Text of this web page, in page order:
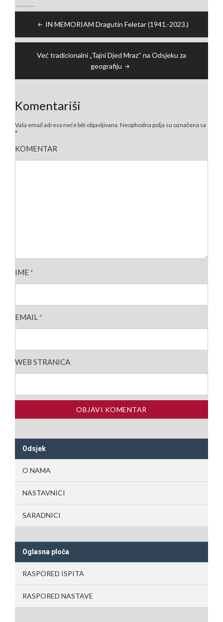
članakaIN MEMORIAM Dragutin Feletar (1941.-2023.)
Već tradicionalni „Tajni Djed Mraz“ na Odsjeku za
geografiju
Komentariši
Vaša email adresa neće biti objavljivana. Neophodna polja su označena sa
*
KOMENTAR
IME*
EMAIL*
WEB STRANICA
Odsjek
O NAMA
NASTAVNICI
SARADNICI
Oglasna ploča
RASPORED ISPITA
RASPORED NASTAVE